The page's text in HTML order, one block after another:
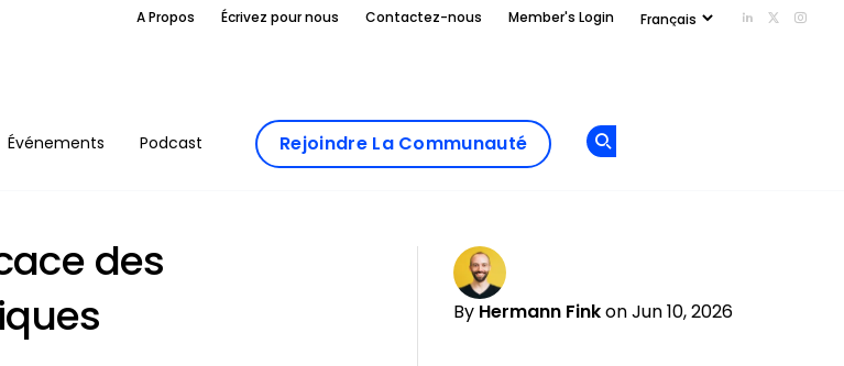
A Propos Écrivez pour nous Contactez-nous Member's Login Add us on
Follow
Événements Podcast Rejoindre La Communauté
des
By Hermann Fink on Jun 10, 2026